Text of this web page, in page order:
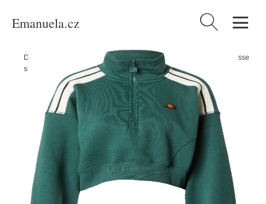
Emanuela.cz Vyhledávání
Domů Oblečení/Mikiny/Mikina 'Innocenzo' Ellesse
smaragdová / oranžová / červená / bílá